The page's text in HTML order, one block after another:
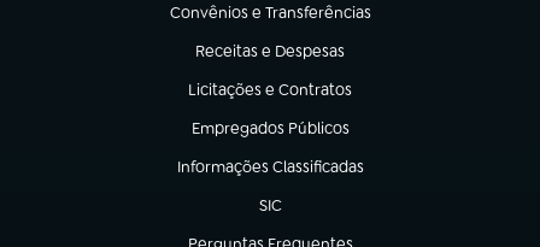
Convênios e Transferências
(abre em nova aba)
Receitas e Despesas
(abre em nova aba)
Licitações e Contratos
(abre em nova aba)
Empregados Públicos
(abre em nova aba)
Informações Classificadas
(abre em nova aba)
SIC
(abre em nova aba)